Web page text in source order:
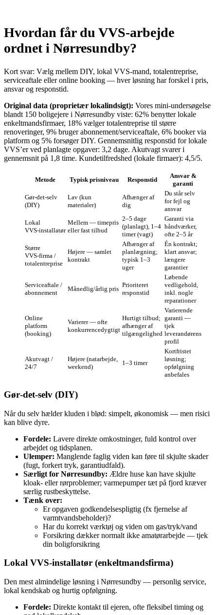
Hvordan får du VVS‑arbejde
ordnet i Nørresundby?
Kort svar: Vælg mellem DIY, lokal VVS‑mand, totalentreprise,
serviceaftale eller online booking — hver løsning har forskel i pris,
ansvar og responstid.
Original data (proprietær lokalindsigt): Vores mini‑undersøgelse
blandt 150 boligejere i Nørresundby viste: 62% benytter lokale
enkeltmandsfirmaer, 18% vælger totalentreprise til større
renoveringer, 9% bruger abonnement/serviceaftale, 6% booker via
platform og 5% forsøger DIY. Gennemsnitlig responstid for lokale
VVS’er ved planlagte opgaver: 3,2 dage. Akutvagt svarer i
gennemsnit på 1,8 time. Kundetilfredshed (lokale firmaer): 4,5/5.
Metode Typisk prisniveau Responstid
Ansvar &
garanti
Gør‑det‑selv
(DIY)
Lav (kun
materialer)
Afhænger af
dig
Du står selv
for fejl og
ansvar
Lokal
VVS‑installatør
Mellem — timepris
eller fast tilbud
2–5 dage
(planlagt), 1–4
timer (vagt)
Garanti via
håndværker,
ofte 2–5 år
Større
VVS‑firma /
totalentreprise
Højere — samlet
kontrakt
Afhænger af
planlægning;
typisk 1–3
uger
Én kontrakt;
klart ansvar;
længere
garantier
Serviceaftale /
abonnement
Månedlig/årlig pris
Prioriteret
responstid
Løbende
vedligehold,
inkl. nogle
reparationer
Online
platform
(booking)
Varierer — ofte
konkurrencedygtigt
Hurtigt tilbud;
afhænger af
tilgængelighed
Varierende
garanti —
tjek
leverandørens
profil
Akutvagt /
24/7
Højere (natarbejde,
weekend)
1–3 timer
Kortfristet
løsning;
opfølgning
anbefales
Gør‑det‑selv (DIY)
Når du selv hælder kluden i blød: simpelt, økonomisk — men risici
kan blive dyre.
Fordele: Lavere direkte omkostninger, fuld kontrol over
arbejdet og tidsplanen.
Ulemper: Manglende faglig viden kan føre til skjulte skader
(fugt, forkert tryk, garantiudfald).
Særligt for Nørresundby: Ældre huse kan have skjulte
kloak- eller rørproblemer; varmepumper tæt på fjord kræver
særlig rustbeskyttelse.
Tænk over:
Er opgaven godkendelsespligtig (fx fjernelse af
varmtvandsbeholder)?
Har du korrekt værktøj og viden om gas/tryk/vand
Forsikring dækker normalt ikke amatørarbejde — tjek
din boligforsikring
Lokal VVS‑installatør (enkeltmandsfirma)
Den mest almindelige løsning i Nørresundby — personlig service,
lokal kendskab og hurtig opfølgning.
Fordele: Direkte kontakt til ejeren, ofte fleksibel timing og